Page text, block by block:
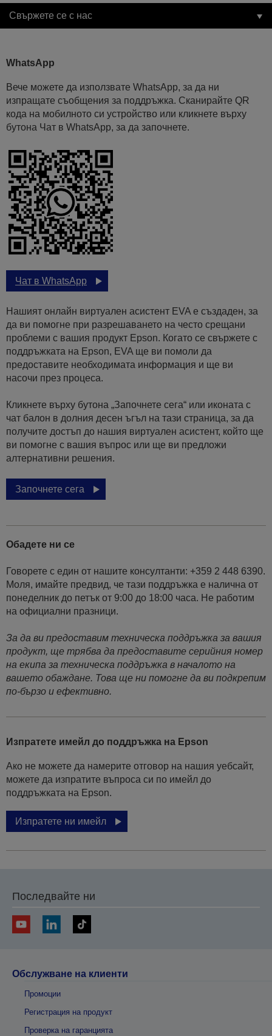
Свържете се с нас
WhatsApp
Вече можете да използвате WhatsApp, за да ни
изпращате съобщения за поддръжка. Сканирайте QR
кода на мобилното си устройство или кликнете върху
бутона Чат в WhatsApp, за да започнете.
Чат в WhatsApp
Нашият онлайн виртуален асистент EVA е създаден, за
да ви помогне при разрешаването на често срещани
проблеми с вашия продукт Epson. Когато се свържете с
поддръжката на Epson, EVA ще ви помоли да
предоставите необходимата информация и ще ви
насочи през процеса.
Кликнете върху бутона „Започнете сега“ или иконата с
чат балон в долния десен ъгъл на тази страница, за да
получите достъп до нашия виртуален асистент, който ще
ви помогне с вашия въпрос или ще ви предложи
алтернативни решения.
Започнете сега
Обадете ни се
Говорете с един от нашите консултанти: +359 2 448 6390.
Моля, имайте предвид, че тази поддръжка е налична от
понеделник до петък от 9:00 до 18:00 часа. Не работим
на официални празници.
За да ви предоставим техническа поддръжка за вашия
продукт, ще трябва да предоставите серийния номер
на екипа за техническа поддръжка в началото на
вашето обаждане. Това ще ни помогне да ви подкрепим
по-бързо и ефективно.
Изпратете имейл до поддръжка на Epson
Ако не можете да намерите отговор на нашия уебсайт,
можете да изпратите въпроса си по имейл до
поддръжката на Epson.
Изпратете ни имейл
Последвайте ни
Обслужване на клиенти
Промоции
Регистрация на продукт
Проверка на гаранцията